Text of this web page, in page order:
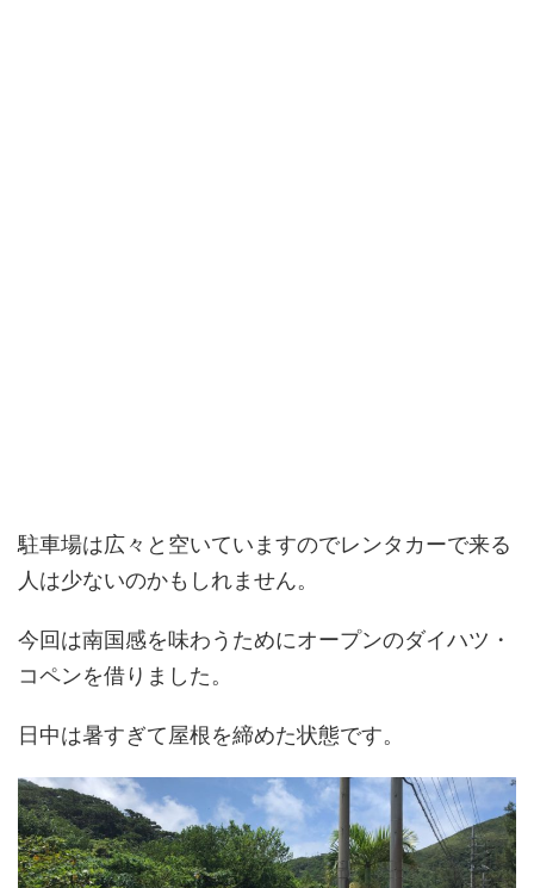
駐車場は広々と空いていますのでレンタカーで来る
人は少ないのかもしれません。
今回は南国感を味わうためにオープンのダイハツ・
コペンを借りました。
日中は暑すぎて屋根を締めた状態です。